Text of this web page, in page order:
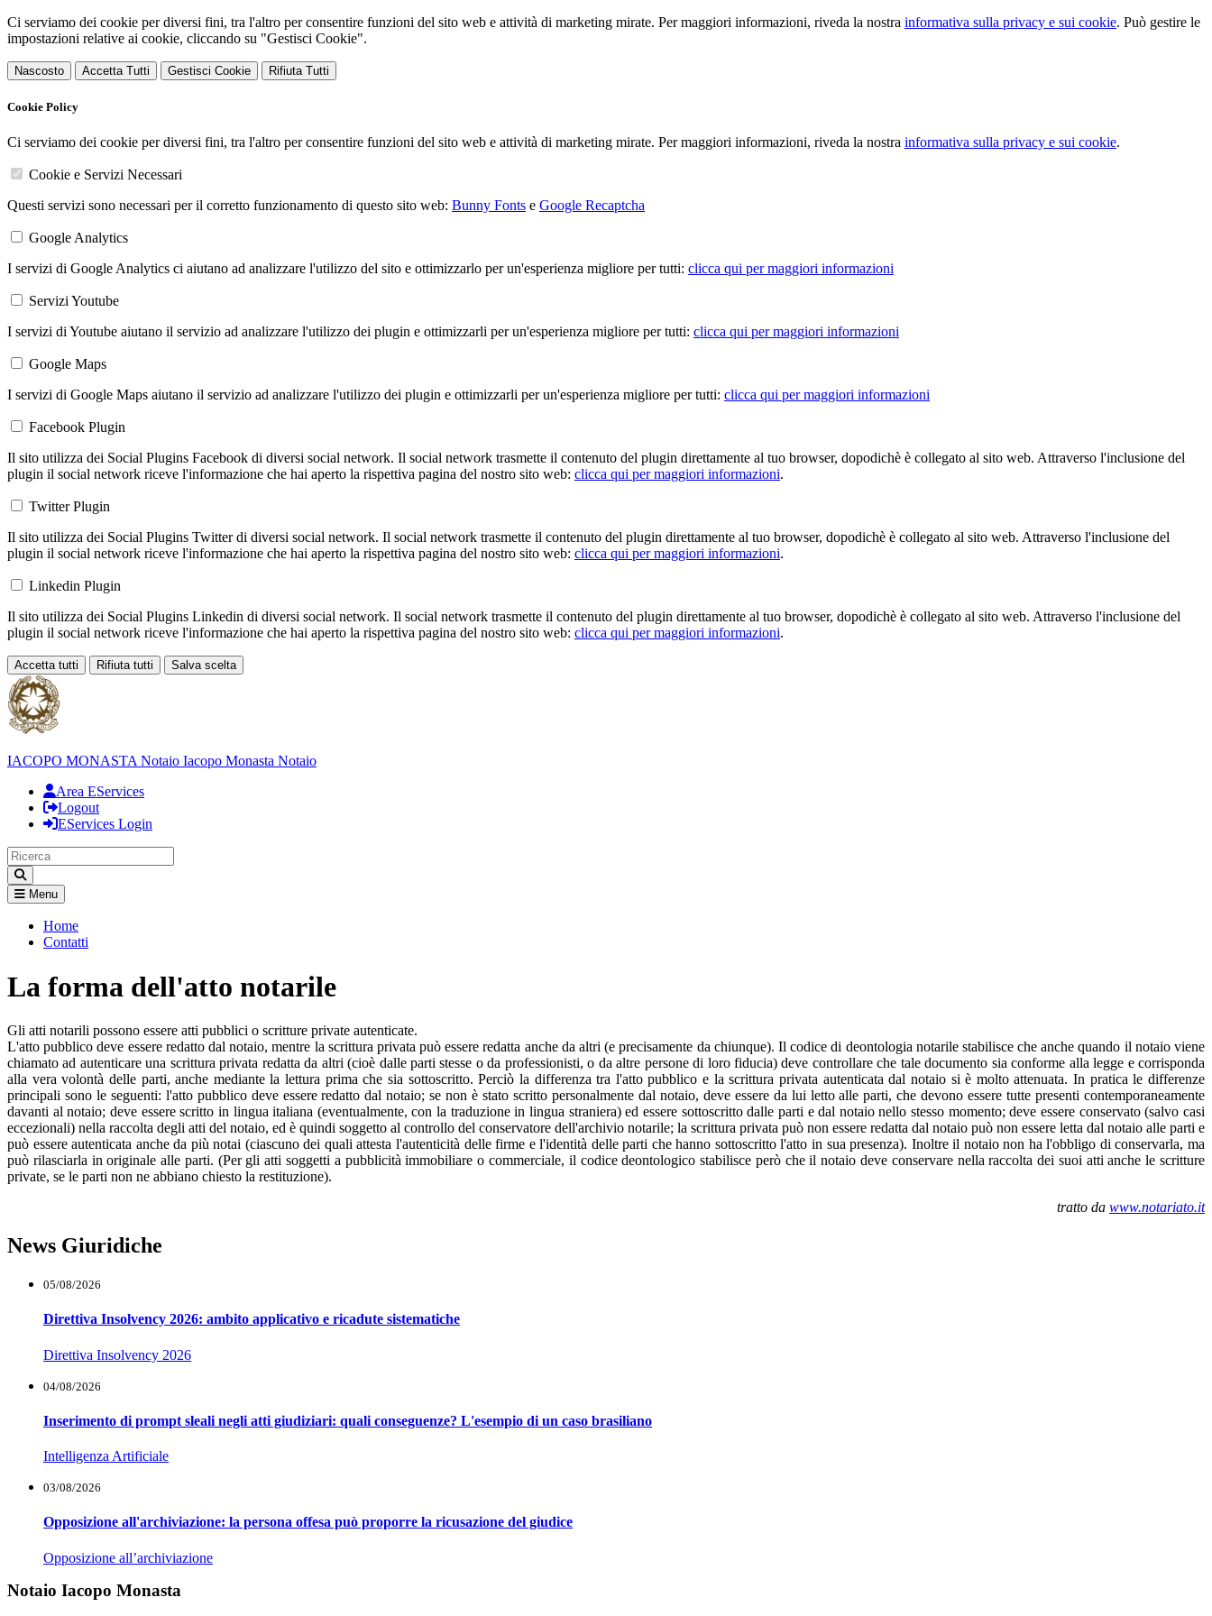
Ci serviamo dei cookie per diversi fini, tra l'altro per consentire funzioni del sito web e attività di marketing mirate. Per maggiori informazioni, riveda la nostra informativa sulla privacy e sui cookie. Può gestire le
impostazioni relative ai cookie, cliccando su "Gestisci Cookie".
Nascosto Accetta Tutti Gestisci Cookie Rifiuta Tutti
Cookie Policy
Ci serviamo dei cookie per diversi fini, tra l'altro per consentire funzioni del sito web e attività di marketing mirate. Per maggiori informazioni, riveda la nostra informativa sulla privacy e sui cookie.
Cookie e Servizi Necessari
Questi servizi sono necessari per il corretto funzionamento di questo sito web: Bunny Fonts e Google Recaptcha
Google Analytics
I servizi di Google Analytics ci aiutano ad analizzare l'utilizzo del sito e ottimizzarlo per un'esperienza migliore per tutti: clicca qui per maggiori informazioni
Servizi Youtube
I servizi di Youtube aiutano il servizio ad analizzare l'utilizzo dei plugin e ottimizzarli per un'esperienza migliore per tutti: clicca qui per maggiori informazioni
Google Maps
I servizi di Google Maps aiutano il servizio ad analizzare l'utilizzo dei plugin e ottimizzarli per un'esperienza migliore per tutti: clicca qui per maggiori informazioni
Facebook Plugin
Il sito utilizza dei Social Plugins Facebook di diversi social network. Il social network trasmette il contenuto del plugin direttamente al tuo browser, dopodichè è collegato al sito web. Attraverso l'inclusione del
plugin il social network riceve l'informazione che hai aperto la rispettiva pagina del nostro sito web: clicca qui per maggiori informazioni.
Twitter Plugin
Il sito utilizza dei Social Plugins Twitter di diversi social network. Il social network trasmette il contenuto del plugin direttamente al tuo browser, dopodichè è collegato al sito web. Attraverso l'inclusione del
plugin il social network riceve l'informazione che hai aperto la rispettiva pagina del nostro sito web: clicca qui per maggiori informazioni.
Linkedin Plugin
Il sito utilizza dei Social Plugins Linkedin di diversi social network. Il social network trasmette il contenuto del plugin direttamente al tuo browser, dopodichè è collegato al sito web. Attraverso l'inclusione del
plugin il social network riceve l'informazione che hai aperto la rispettiva pagina del nostro sito web: clicca qui per maggiori informazioni.
Accetta tutti Rifiuta tutti Salva scelta
Loading...
IACOPO MONASTA Notaio Iacopo Monasta Notaio
Area EServices
Logout
EServices Login
Menu
Home
Contatti
La forma dell'atto notarile
Gli atti notarili possono essere atti pubblici o scritture private autenticate.
L'atto pubblico deve essere redatto dal notaio, mentre la scrittura privata può essere redatta anche da altri (e precisamente da chiunque). Il codice di deontologia notarile stabilisce che anche quando il notaio viene
chiamato ad autenticare una scrittura privata redatta da altri (cioè dalle parti stesse o da professionisti, o da altre persone di loro fiducia) deve controllare che tale documento sia conforme alla legge e corrisponda
alla vera volontà delle parti, anche mediante la lettura prima che sia sottoscritto. Perciò la differenza tra l'atto pubblico e la scrittura privata autenticata dal notaio si è molto attenuata. In pratica le differenze
principali sono le seguenti: l'atto pubblico deve essere redatto dal notaio; se non è stato scritto personalmente dal notaio, deve essere da lui letto alle parti, che devono essere tutte presenti contemporaneamente
davanti al notaio; deve essere scritto in lingua italiana (eventualmente, con la traduzione in lingua straniera) ed essere sottoscritto dalle parti e dal notaio nello stesso momento; deve essere conservato (salvo casi
eccezionali) nella raccolta degli atti del notaio, ed è quindi soggetto al controllo del conservatore dell'archivio notarile; la scrittura privata può non essere redatta dal notaio può non essere letta dal notaio alle parti e
può essere autenticata anche da più notai (ciascuno dei quali attesta l'autenticità delle firme e l'identità delle parti che hanno sottoscritto l'atto in sua presenza). Inoltre il notaio non ha l'obbligo di conservarla, ma
può rilasciarla in originale alle parti. (Per gli atti soggetti a pubblicità immobiliare o commerciale, il codice deontologico stabilisce però che il notaio deve conservare nella raccolta dei suoi atti anche le scritture
private, se le parti non ne abbiano chiesto la restituzione).
tratto da www.notariato.it
News Giuridiche
05/08/2026
Direttiva Insolvency 2026: ambito applicativo e ricadute sistematiche
Direttiva Insolvency 2026
04/08/2026
Inserimento di prompt sleali negli atti giudiziari: quali conseguenze? L'esempio di un caso brasiliano
Intelligenza Artificiale
03/08/2026
Opposizione all'archiviazione: la persona offesa può proporre la ricusazione del giudice
Opposizione all’archiviazione
Notaio Iacopo Monasta